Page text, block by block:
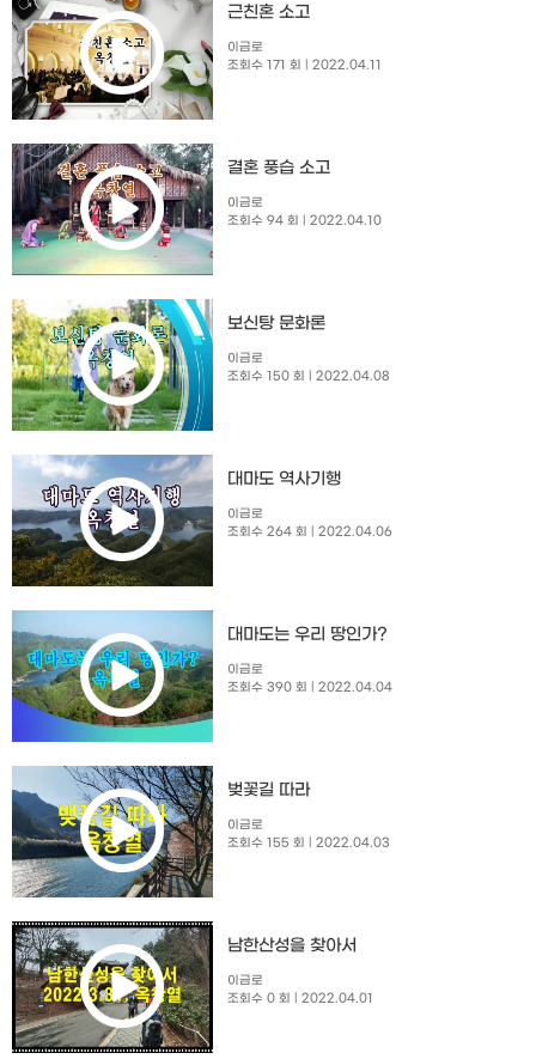
근친혼 소고
이금로
조회수 171 회
| 2022.04.11
결혼 풍습 소고
이금로
조회수 94 회
| 2022.04.10
보신탕 문화론
이금로
조회수 150 회
| 2022.04.08
대마도 역사기행
이금로
조회수 264 회
| 2022.04.06
대마도는 우리 땅인가?
이금로
조회수 390 회
| 2022.04.04
벚꽃길 따라
이금로
조회수 155 회
| 2022.04.03
남한산성을 찾아서
이금로
조회수 0 회
| 2022.04.01